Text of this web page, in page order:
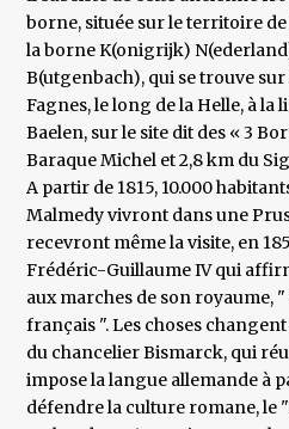
borne, située sur le territoire
la borne K(onigrijk)
B(utgenbach), qui se trouve sur
Fagnes, le long de la Helle, à la
Baelen, sur le site dit des « 3
Baraque Michel et 2,8 km du
A partir de 1815, 10.000
Malmedy vivront dans une
recevront même la visite, en
Frédéric-Guillaume IV qui
aux marches de son royaume,
français ". Les choses
du chancelier Bismarck, qui
impose la langue allemande à
défendre la culture romane, le